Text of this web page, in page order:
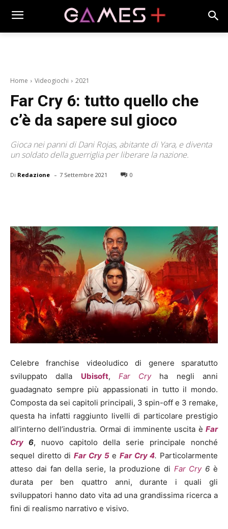
Home Videogiochi 2021
Far Cry 6: tutto quello che
c’è da sapere sul gioco
Gioca nei panni di Dani Rojas, abitante di Yara, e diventa
un soldato della guerriglia per liberare la nazione.
Di Redazione - 7 Settembre 2021 0
Celebre franchise videoludico di genere sparatutto
sviluppato dalla Ubisoft, Far Cry
ha negli anni
guadagnato sempre più appassionati in tutto il mondo.
Composta da sei capitoli principali, 3 spin-off e 3 remake,
questa ha infatti raggiunto livelli di particolare prestigio
all’interno dell’industria. Ormai di imminente uscita è Far
Cry 6, nuovo capitolo della serie principale nonché
sequel diretto diFar Cry 5e Far Cry 4. Particolarmente
atteso dai fan della serie, la produzione di Far Cry6 è
durata per ben quattro anni, durante i quali gli
sviluppatori hanno dato vita ad una grandissima ricerca a
fini di realismo narrativo e visivo.